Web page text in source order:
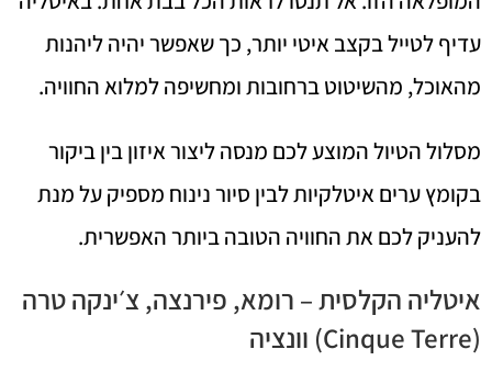
עדיף לטייל בקצב איטי יותר, כך שאפשר יהיה ליהנות
מהאוכל, מהשיטוט ברחובות ומחשיפה למלוא החוויה.
מסלול הטיול המוצע לכם מנסה ליצור איזון בין ביקור
בקומץ ערים איטלקיות לבין סיור נינוח מספיק על מנת
להעניק לכם את החוויה הטובה ביותר האפשרית.
איטליה הקלסית – רומא, פירנצה, צ׳ינקה טרה
(Cinque Terre) וונציה